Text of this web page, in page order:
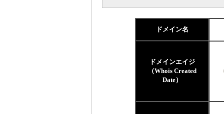
ドメイン名
ドメインエイジ
（Whois Created
Date）